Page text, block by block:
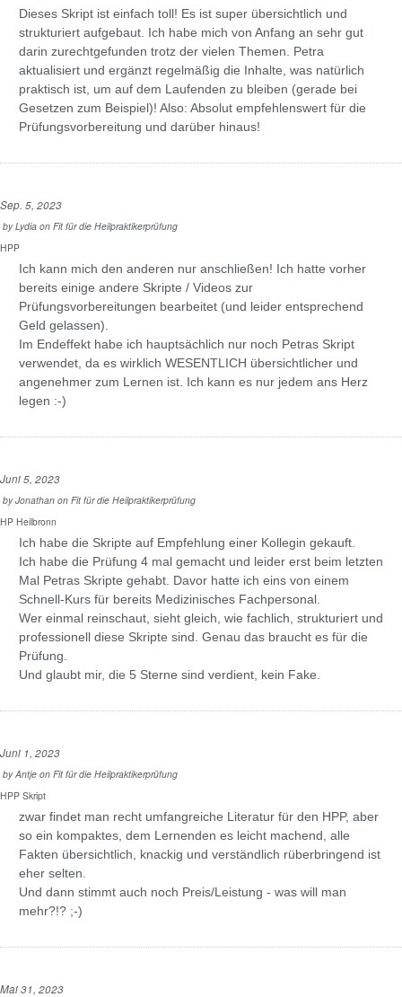
Dieses Skript ist einfach toll! Es ist super übersichtlich und
strukturiert aufgebaut. Ich habe mich von Anfang an sehr gut
darin zurechtgefunden trotz der vielen Themen. Petra
aktualisiert und ergänzt regelmäßig die Inhalte, was natürlich
praktisch ist, um auf dem Laufenden zu bleiben (gerade bei
Gesetzen zum Beispiel)! Also: Absolut empfehlenswert für die
Prüfungsvorbereitung und darüber hinaus!
Sep. 5, 2023
byLydia on Fit für die Heilpraktikerprüfung
HPP
Ich kann mich den anderen nur anschließen! Ich hatte vorher
bereits einige andere Skripte / Videos zur
Prüfungsvorbereitungen bearbeitet (und leider entsprechend
Geld gelassen).
Im Endeffekt habe ich hauptsächlich nur noch Petras Skript
verwendet, da es wirklich WESENTLICH übersichtlicher und
angenehmer zum Lernen ist. Ich kann es nur jedem ans Herz
legen :-)
Juni 5, 2023
byJonathan on Fit für die Heilpraktikerprüfung
HP Heilbronn
Ich habe die Skripte auf Empfehlung einer Kollegin gekauft.
Ich habe die Prüfung 4 mal gemacht und leider erst beim letzten
Mal Petras Skripte gehabt. Davor hatte ich eins von einem
Schnell-Kurs für bereits Medizinisches Fachpersonal.
Wer einmal reinschaut, sieht gleich, wie fachlich, strukturiert und
professionell diese Skripte sind. Genau das braucht es für die
Prüfung.
Und glaubt mir, die 5 Sterne sind verdient, kein Fake.
Juni 1, 2023
byAntje on Fit für die Heilpraktikerprüfung
HPP Skript
zwar findet man recht umfangreiche Literatur für den HPP, aber
so ein kompaktes, dem Lernenden es leicht machend, alle
Fakten übersichtlich, knackig und verständlich rüberbringend ist
eher selten.
Und dann stimmt auch noch Preis/Leistung - was will man
mehr?!? ;-)
Mai 31, 2023